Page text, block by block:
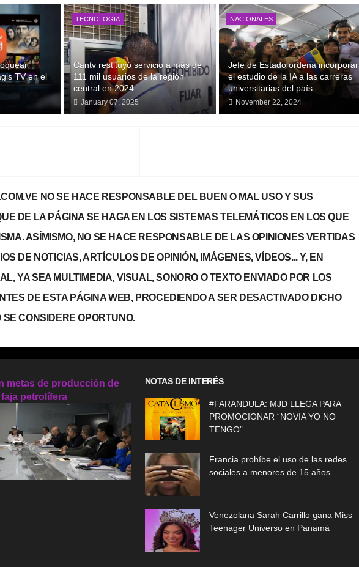
TV en el
TECNOLOGIA
Cantv restituyó servicio a más de
111 mil usuarios de la región
central en 2024
January 07, 2025
NACIONALES
Jefe de Estado ordena incorporar
el estudio de la IA a las carreras
universitarias del país
November 22, 2024
NO SE HACE RESPONSABLE DEL BUEN O MAL USO Y SUS
DE LA PÁGINA SE HAGA EN LOS SISTEMAS TELEMÁTICOS EN LOS QUE
ASÍMISMO, NO SE HACE RESPONSABLE DE LAS OPINIONES VERTIDAS
DE NOTICIAS, ARTÍCULOS DE OPINIÓN, IMÁGENES, VÍDEOS... Y, EN
YA SEA MULTIMEDIA, VISUAL, SONORO O TEXTO ENVIADO POR LOS
DE ESTA PÁGINA WEB, PROCEDIENDO A SER DESACTIVADO DICHO
CONSIDERE OPORTUNO.
metas de producción de
petrolífera
NOTAS DE INTERÉS
#FARANDULA: MJD LLEGA PARA
PROMOCIONAR “NOVIA YO NO
TENGO”
Francia prohíbe el uso de las redes
sociales a menores de 15 años
Venezolana Sarah Carrillo gana Miss
Teenager Universo en Panamá